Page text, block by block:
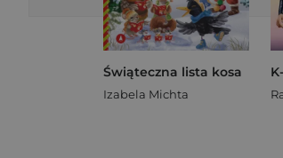
Świąteczna lista kosa
Izabela Michta